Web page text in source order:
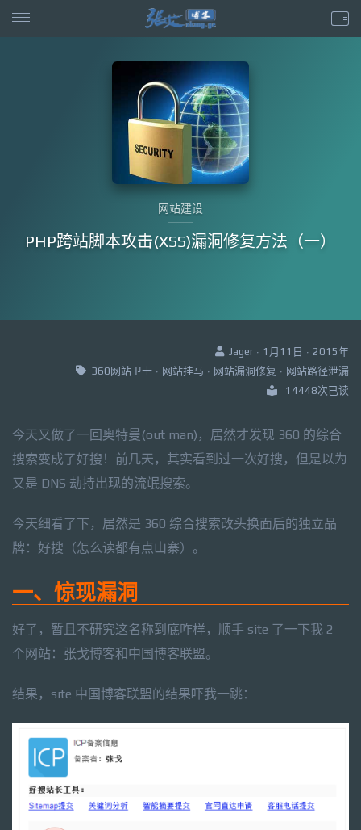
网站建设
PHP跨站脚本攻击(XSS)漏洞修复方法（一）
Jager · 1月11日 · 2015年
360网站卫士 · 网站挂马 · 网站漏洞修复 · 网站路径泄漏
14448次已读
今天又做了一回奥特曼(out man)，居然才发现 360 的综合
搜索变成了好搜！前几天，其实看到过一次好搜，但是以为
又是 DNS 劫持出现的流氓搜索。
今天细看了下，居然是 360 综合搜索改头换面后的独立品
牌：好搜（怎么读都有点山寨）。
一、惊现漏洞
好了，暂且不研究这名称到底咋样，顺手 site 了一下我 2
个网站：张戈博客和中国博客联盟。
结果，site 中国博客联盟的结果吓我一跳：